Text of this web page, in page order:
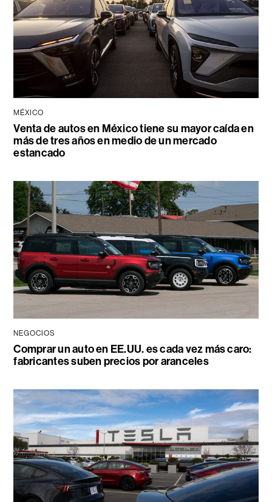
MÉXICO
Venta de autos en México tiene su mayor caída en
más de tres años en medio de un mercado
estancado
NEGOCIOS
Comprar un auto en EE.UU. es cada vez más caro:
fabricantes suben precios por aranceles